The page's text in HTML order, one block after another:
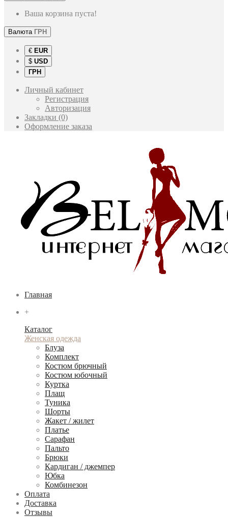
Ваша корзина пуста!
Валюта ГРН
€ EUR
$ USD
ГРН
Личный кабинет
Регистрация
Авторизация
Закладки (0)
Оформление заказа
Главная
+
Каталог
Женская одежда
Блуза
Комплект
Костюм брючный
Костюм юбочный
Куртка
Плащ
Туника
Шорты
Жакет / жилет
Платье
Сарафан
Пальто
Брюки
Кардиган / джемпер
Юбка
Комбинезон
Оплата
Доставка
Отзывы